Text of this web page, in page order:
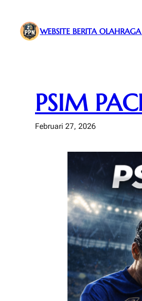
konten
WEBSITE BERITA
PSIM
Februari 27, 2026